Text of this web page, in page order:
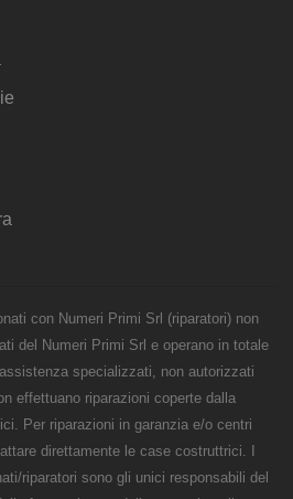
con Numeri Primi Srl (riparatori) non
del Numeri Primi Srl e operano in totale
specializzati, non autorizzati
effettuano riparazioni coperte dalla
Per riparazioni in garanzia e/o centri
direttamente le case costruttrici. I
riparatori sono gli unici responsabili del